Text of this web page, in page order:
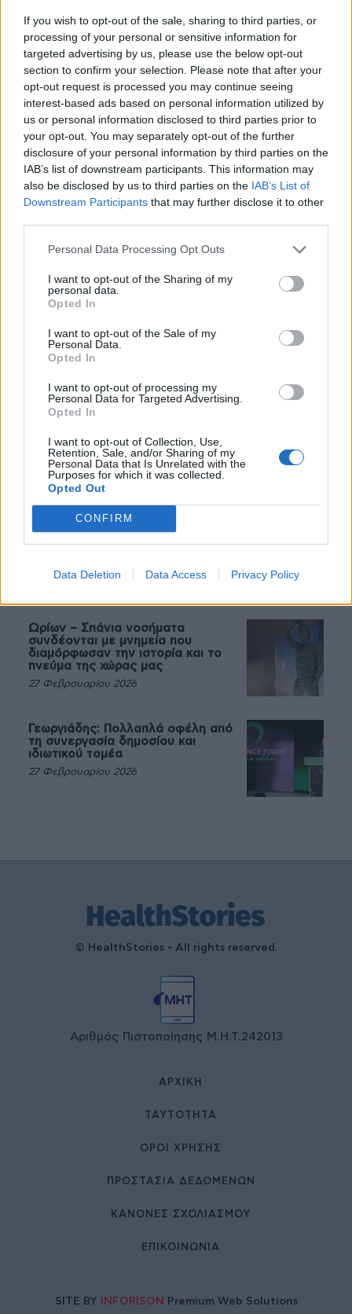
If you wish to opt-out of the sale, sharing to third parties, or
processing of your personal or sensitive information for
targeted advertising by us, please use the below opt-out
section to confirm your selection. Please note that after your
opt-out request is processed you may continue seeing
interest-based ads based on personal information utilized by
us or personal information disclosed to third parties prior to
your opt-out. You may separately opt-out of the further
disclosure of your personal information by third parties on the
IAB’s list of downstream participants. This information may
also be disclosed by us to third parties on the IAB’s List of
Downstream Participants that may further disclose it to other
Personal Data Processing Opt Outs
I want to opt-out of the Sharing of my
personal data.
Opted In
I want to opt-out of the Sale of my
Personal Data.
Opted In
I want to opt-out of processing my
Personal Data for Targeted Advertising.
Opted In
I want to opt-out of Collection, Use,
Retention, Sale, and/or Sharing of my
Personal Data that Is Unrelated with the
Purposes for which it was collected.
Opted Out
CONFIRM
Data Deletion Data Access Privacy Policy
ΕΥΕΞΊΑ
ΑΡΘΡΟΓΡΑΦΊΑ
Πόνος στη μέση: Πώς θα
υποχωρήσει χωρίς χειρουργείο
22 Μαΐου 2023
Πόνος στη μέση και COVID-19:
Είναι νέο σύμπτωμα;
27 Σεπτεμβρίου 2022
Τελευταία Νέα
9 πράγματα που δεν πρέπει να
λέτε σε έναν επισκέπτη
27 Φεβρουαρίου 2026
γεννηθεί μέσω εξωσωματικής, με
την υποστήριξη της Be-Live
27 Φεβρουαρίου 2026
Μεταπροπονητική πείνα: Ο λόγος
27 Φεβρουαρίου 2026
Ωρίων – Σπάνια νοσήματα
συνδέονται με μνημεία που
διαμόρφωσαν την ιστορία και το
πνεύμα της χώρας μας
27 Φεβρουαρίου 2026
Γεωργιάδης: Πολλαπλά οφέλη από
τη συνεργασία δημοσίου και
ιδιωτικού τομέα
27 Φεβρουαρίου 2026
© HealthStories - All rights reserved.
Αριθμός Πιστοποίησης Μ.Η.Τ.242013
ΑΡΧΙΚΉ
ΤΑΥΤΌΤΗΤΑ
ΌΡΟΙ ΧΡΉΣΗΣ
ΠΡΟΣΤΑΣΙΑ ΔΕΔΟΜΕΝΩΝ
ΚΑΝΟΝΕΣ ΣΧΟΛΙΑΣΜΟΥ
ΕΠΙΚΟΙΝΩΝΊΑ
SITE BY INFORISON Premium Web Solutions